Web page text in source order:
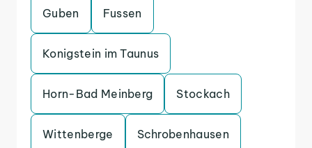
Guben Fussen
Konigstein im Taunus
Horn-Bad Meinberg Stockach
Wittenberge Schrobenhausen